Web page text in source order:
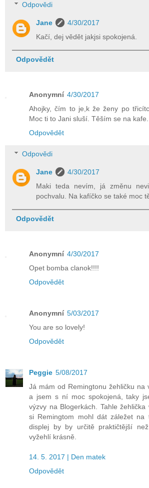
Odpovědi
Jane
4/30/2017
Kačí, dej vědět jakjsi spokojená.
Odpovědět
Anonymní 4/30/2017
Ahojky, čím to je,k že ženy po
Moc ti to Jani sluší. Těším se na
Odpovědět
Odpovědi
Jane
4/30/2017
Maki teda nevím, já změnu
pochvalu. Na kafíčko se také moc
Odpovědět
Anonymní 4/30/2017
Opet bomba clanok!!!!
Odpovědět
Anonymní 5/03/2017
You are so lovely!
Odpovědět
Peggie 5/08/2017
Já mám od Remingtonu žehličku na
a jsem s ní moc spokojená, taky
výzvy na Blogerkách. Tahle
si Remingtom mohl dát záležet na
displej by by určitě praktičtější
vyžehlí krásně.
14. 5. 2017 | Den matek
Odpovědět